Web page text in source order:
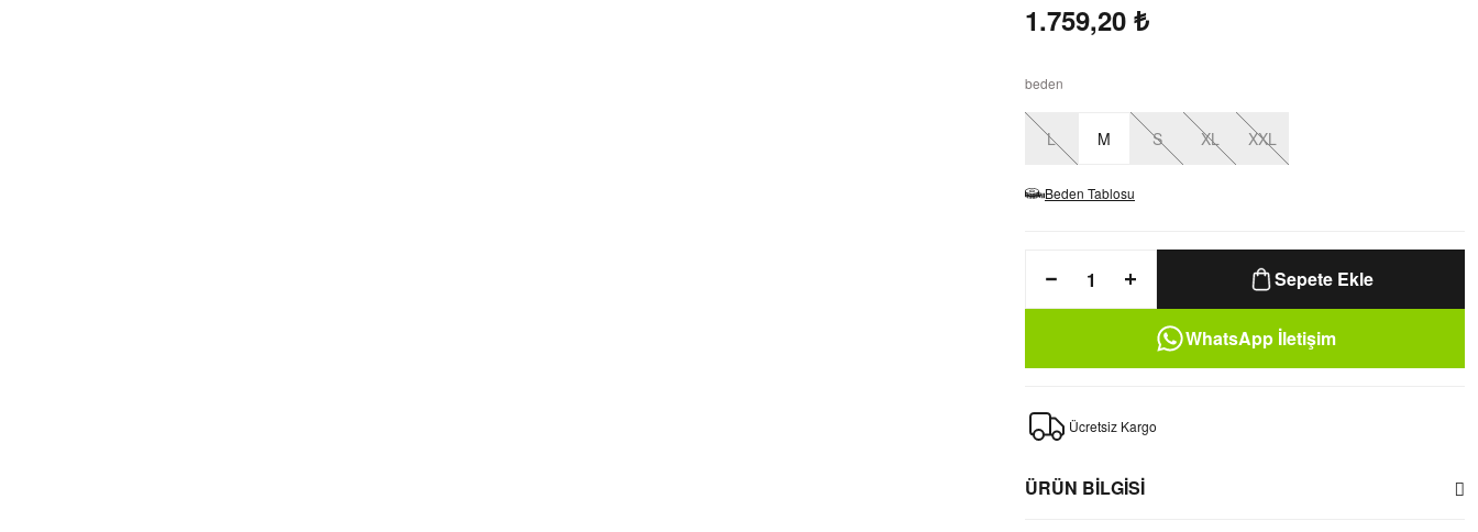
1.759,20 ₺
beden
L M S XL XXL
Beden Tablosu
Sepete Ekle
WhatsApp İletişim
Ücretsiz Kargo
ÜRÜN BİLGİSİ